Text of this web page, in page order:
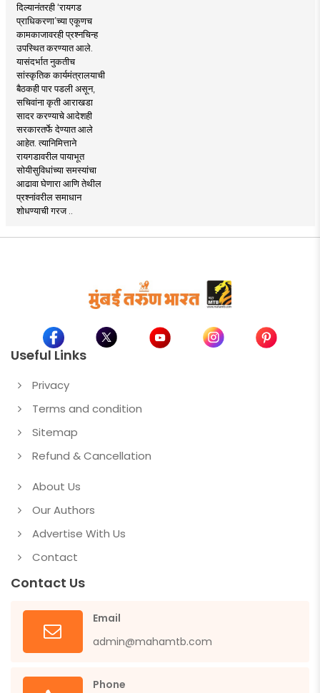
दिल्यानंतरही ‘रायगड
प्राधिकरणा’च्या एकूणच
कामकाजावरही प्रश्नचिन्ह
उपस्थित करण्यात आले.
यासंदर्भात नुकतीच
सांस्कृतिक कार्यमंत्रालयाची
बैठकही पार पडली असून,
सचिवांना कृती आराखडा
सादर करण्याचे आदेशही
सरकारतर्फे देण्यात आले
आहेत. त्यानिमित्ताने
रायगडावरील पायाभूत
सोयीसुविधांच्या समस्यांचा
आढावा घेणारा आणि तेथील
प्रश्नांवरील समाधान
शोधण्याची गरज ..
Useful Links
Privacy
Terms and condition
Sitemap
Refund & Cancellation
About Us
Our Authors
Advertise With Us
Contact
Contact Us
Email
admin@mahamtb.com
Phone